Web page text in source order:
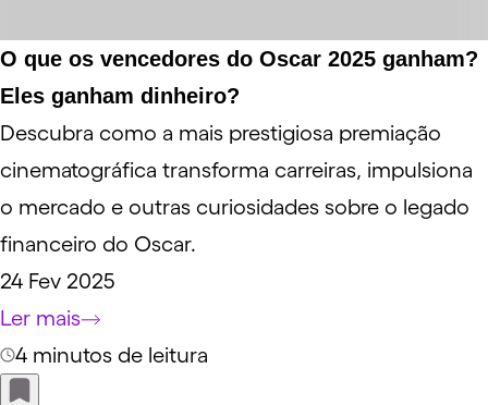
O que os vencedores do Oscar 2025 ganham?
Eles ganham dinheiro?
Descubra como a mais prestigiosa premiação
cinematográfica transforma carreiras, impulsiona
o mercado e outras curiosidades sobre o legado
financeiro do Oscar.
24 Fev 2025
Ler mais
4 minutos de leitura